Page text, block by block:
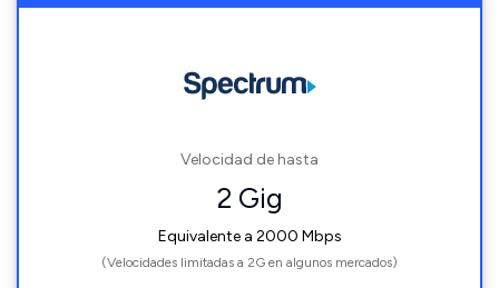
Velocidad de hasta
2 Gig
Equivalente a 2000 Mbps
(Velocidades limitadas a 2G en algunos mercados)